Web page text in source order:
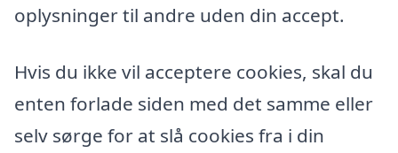
oplysninger til andre uden din accept.
Hvis du ikke vil acceptere cookies, skal du
enten forlade siden med det samme eller
selv sørge for at slå cookies fra i din